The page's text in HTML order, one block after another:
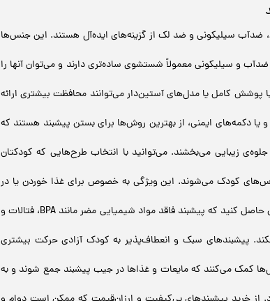
ضدآب سیلیکونی و ضد لک از گزینه‌های ایده‌آل هستند. این جنس‌ها
و سیلیکونی معمولاً شستشوی ساده‌تری دارند و می‌توان آنها را
پوشش کامل یا مدل‌های آستین‌دار می‌توانند محافظت بیشتری ارائه
دکمه‌های ایمنی، از بهترین روش‌ها برای بستن پیشبند هستند که
زیبایی می‌بخشند. می‌توانید با انتخاب طرح‌هایی که کودکتان
کودک می‌شوند. این ویژگی به خصوص برای غذا خوردن یا در
ایمنی و استاندارد: از پیشبندهایی استفاده کنید که دارای استانداردهای ایمنی و بهداشتی باشند. اطمینان حاصل کنید که پیشبند فاقد مواد شیمیایی مضر مانند BPA، فتالات و
پیشبندهای سبک و انعطاف‌پذیر به کودک آزادی حرکت بیشتری
کمک می‌کنند که مایعات و غذاها در جیب پیشبند جمع شوند و به